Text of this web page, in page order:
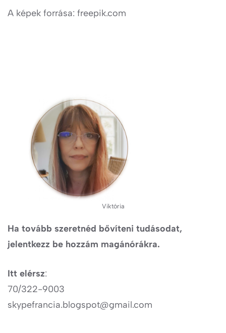
A képek forrása: freepik.com
Viktória
Ha tovább szeretnéd bővíteni tudásodat,
jelentkezz be hozzám magánórákra.
Itt elérsz:
70/322-9003
skypefrancia.blogspot@gmail.com